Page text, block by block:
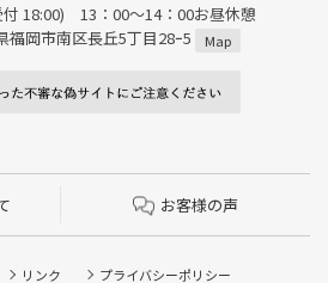
付 18:00) 13：00～14：00お昼休憩
岡市南区長丘5丁目28ｰ5
Map
お客様の声
リンク プライバシーポリシー